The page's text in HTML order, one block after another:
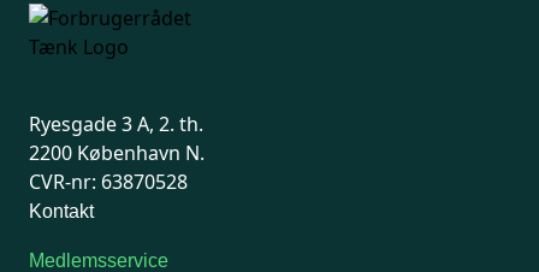
Ryesgade 3 A, 2. th.
2200 København N.
CVR-nr: 63870528
Kontakt
Medlemsservice